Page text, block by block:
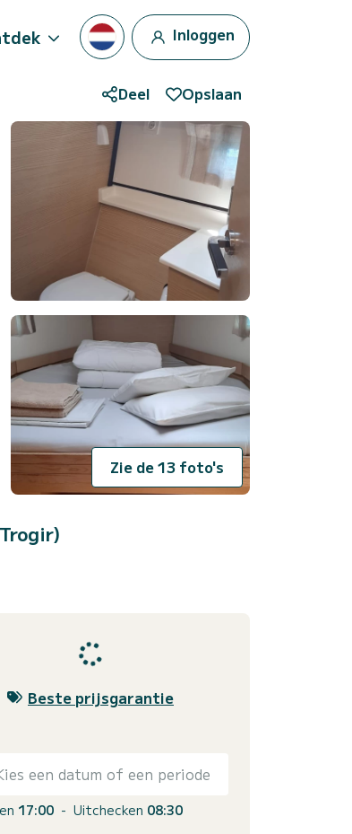
Inloggen
Deel Opslaan
Zie de 13 foto's
Beste prijsgarantie
een datum of een periode
17:00 - Uitchecken 08:30